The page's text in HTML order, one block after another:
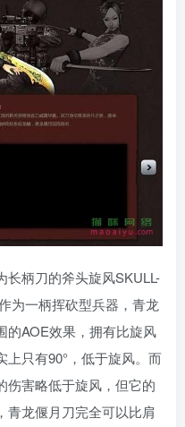
长柄刀的斧头旋风SKULL-
为一柄挥砍型兵器，青龙
的AOE效果，拥有比旋风
只有90°，低于旋风。而
伤害略低于旋风，但它的
青龙偃月刀完全可以比肩